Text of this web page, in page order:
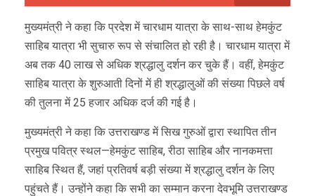
मुख्यमंत्री ने कहा कि प्रदेश में चारधाम यात्रा के साथ-साथ हेमकुंट
साहिब यात्रा भी सुचारु रूप से संचालित हो रही है। चारधाम यात्रा में
अब तक 40 लाख से अधिक श्रद्धालु दर्शन कर चुके हैं। वहीं, हेमकुंट
साहिब यात्रा के शुरुआती दिनों में ही श्रद्धालुओं की संख्या पिछले वर्ष
की तुलना में 25 हजार अधिक दर्ज की गई है।
मुख्यमंत्री ने कहा कि उत्तराखण्ड में सिख गुरुओं द्वारा स्थापित तीन
प्रमुख पवित्र स्थल—हेमकुंट साहिब, रीठा साहिब और नानकमत्ता
साहिब स्थित हैं, जहां प्रतिवर्ष बड़ी संख्या में श्रद्धालु दर्शन के लिए
पहुंचते हैं। उन्होंने कहा कि सभी का सम्मान करना देवभूमि उत्तराखण्ड